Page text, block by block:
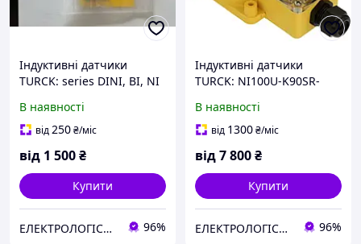
Індуктивні датчики
TURCK: series DINI, BI, NI
Bi15 -CP40- LIU
В наявності
від250₴/міс
від 1 500₴
Купити
ЕЛЕКТРОЛОГІСТИК 96%
Індуктивні датчики
TURCK: NI100U-K90SR-
датчик
В наявності
від 1300₴/міс
від7 800₴
Купити
ЕЛЕКТРОЛОГІСТИК 96%